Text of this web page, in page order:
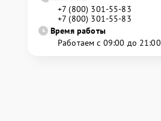
+7 (800) 301-55-83
+7 (800) 301-55-83
Время работы
Работаем с 09:00 до 21:00